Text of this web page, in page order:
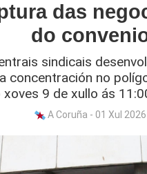
das
do
sindicais
concentración no
xoves 9 de xullo ás
A Coruña - 01 Xul 2026